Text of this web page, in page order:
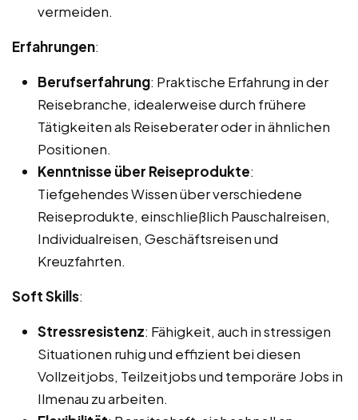
vermeiden.
Erfahrungen:
Berufserfahrung: Praktische Erfahrung in der
Reisebranche, idealerweise durch frühere
Tätigkeiten als Reiseberater oder in ähnlichen
Positionen.
Kenntnisse über Reiseprodukte:
Tiefgehendes Wissen über verschiedene
Reiseprodukte, einschließlich Pauschalreisen,
Individualreisen, Geschäftsreisen und
Kreuzfahrten.
Soft Skills:
Stressresistenz: Fähigkeit, auch in stressigen
Situationen ruhig und effizient bei diesen
Vollzeitjobs, Teilzeitjobs und temporäre Jobs in
Ilmenau zu arbeiten.